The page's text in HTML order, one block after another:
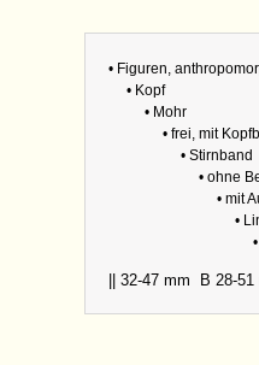
• Figuren,
• Kopf
• Mohr
• frei, mit
• Stirnband
• ohne
• mit
•
|| 32-47 mm B 28-51